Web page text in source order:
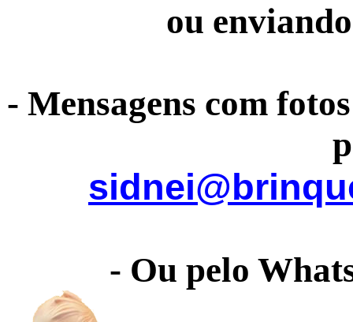
ou
- Mensagens com
- Ou pelo